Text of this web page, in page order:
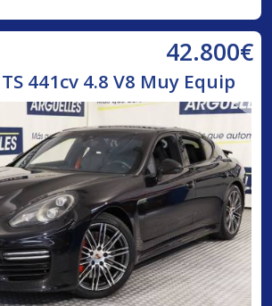
42.800€
441cv 4.8 V8 Muy Equip